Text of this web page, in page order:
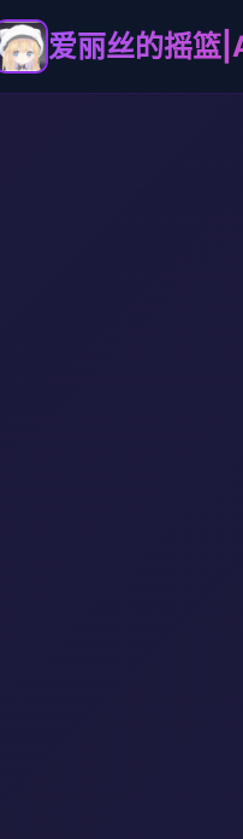
爱丽丝的摇篮